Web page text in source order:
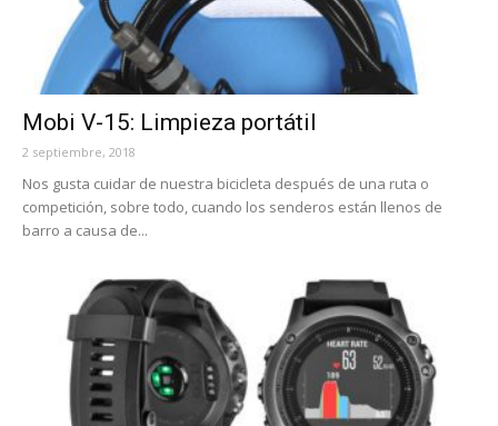
Mobi V-15: Limpieza portátil
2 septiembre, 2018
Nos gusta cuidar de nuestra bicicleta después de una ruta o
competición, sobre todo, cuando los senderos están llenos de
barro a causa de...